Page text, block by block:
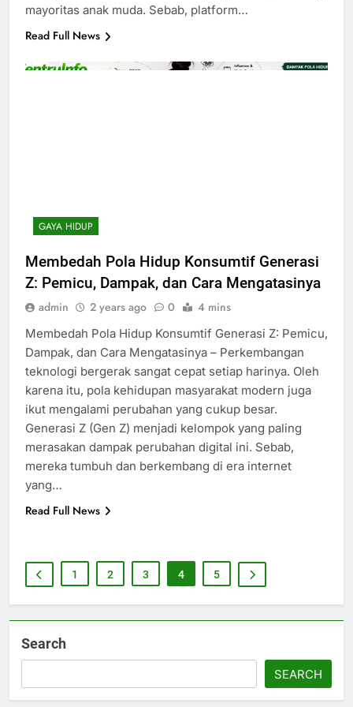
mayoritas anak muda. Sebab, platform…
Read Full News
GAYA HIDUP
Membedah Pola Hidup Konsumtif Generasi
Z: Pemicu, Dampak, dan Cara Mengatasinya
admin 2 years ago 0 4 mins
Membedah Pola Hidup Konsumtif Generasi Z: Pemicu,
Dampak, dan Cara Mengatasinya – Perkembangan
teknologi bergerak sangat cepat setiap harinya. Oleh
karena itu, pola kehidupan masyarakat modern juga
ikut mengalami perubahan yang cukup besar.
Generasi Z (Gen Z) menjadi kelompok yang paling
merasakan dampak perubahan digital ini. Sebab,
mereka tumbuh dan berkembang di era internet
yang…
Read Full News
1 2 3 4 5
Search
SEARCH